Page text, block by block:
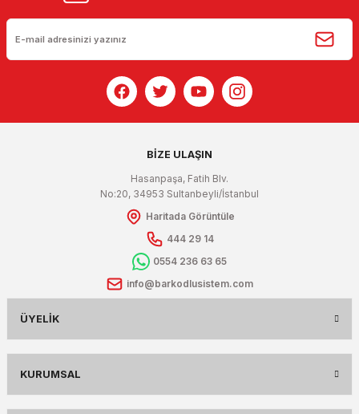
BİZE ULAŞIN
Hasanpaşa, Fatih Blv.
No:20, 34953 Sultanbeyli/İstanbul
Haritada Görüntüle
444 29 14
0554 236 63 65
info@barkodlusistem.com
ÜYELIK
KURUMSAL